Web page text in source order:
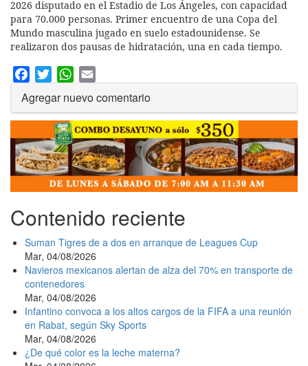
2026 disputado en el Estadio de Los Ángeles, con capacidad
para 70.000 personas. Primer encuentro de una Copa del
Mundo masculina jugado en suelo estadounidense. Se
realizaron dos pausas de hidratación, una en cada tiempo.
Facebook
TwitterWhatsApp
Agregar nuevo comentario
Contenido reciente
Suman Tigres de a dos en arranque de Leagues Cup
Mar, 04/08/2026
Navieros mexicanos alertan de alza del 70% en transporte de
contenedores
Mar, 04/08/2026
Infantino convoca a los altos cargos de la FIFA a una reunión
en Rabat, según Sky Sports
Mar, 04/08/2026
¿De qué color es la leche materna?